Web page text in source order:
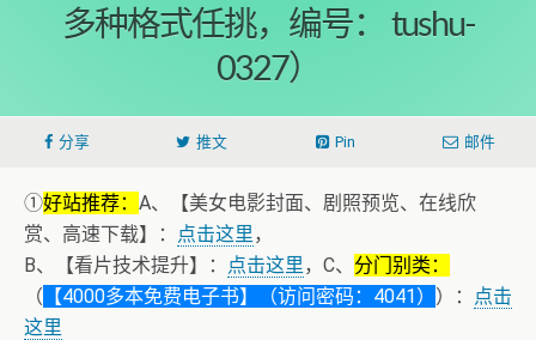
多种格式任挑，编号： tushu-
0327）
分享 推文 Pin 邮件
①好站推荐： A、【美女电影封面、剧照预览、在线欣
赏、高速下载】：
点击这里，
B、【看片技术提升】：
点击这里，C、 分门别类：
（ 【4000多本免费电子书】（访问密码：4041） ）：
点击
这里